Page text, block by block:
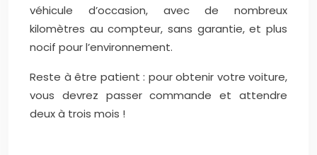
véhicule d’occasion, avec de nombreux
kilomètres au compteur, sans garantie, et plus
nocif pour l’environnement.
Reste à être patient : pour obtenir votre voiture,
vous devrez passer commande et attendre
deux à trois mois !